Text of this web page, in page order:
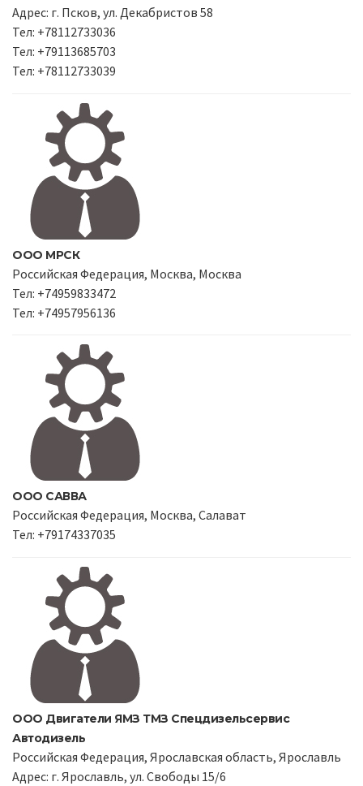
Адрес: г. Псков, ул. Декабристов 58
Тел: +78112733036
Тел: +79113685703
Тел: +78112733039
ООО МРСК
Российская Федерация, Москва, Москва
Тел: +74959833472
Тел: +74957956136
ООО САВВА
Российская Федерация, Москва, Салават
Тел: +79174337035
ООО Двигатели ЯМЗ ТМЗ Спецдизельсервис
Автодизель
Российская Федерация, Ярославская область, Ярославль
Адрес: г. Ярославль, ул. Свободы 15/6